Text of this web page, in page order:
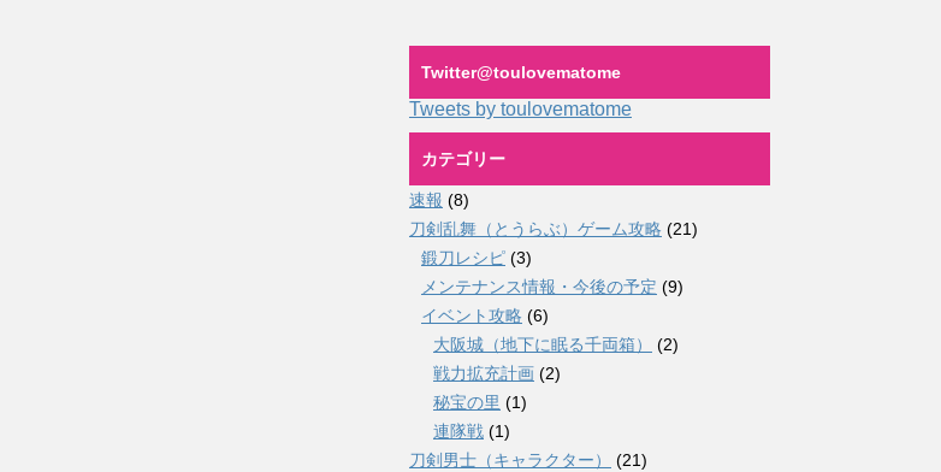
Twitter‎@toulovematome
Tweets by toulovematome
カテゴリー
速報 (8)
刀剣乱舞（とうらぶ）ゲーム攻略 (21)
鍛刀レシピ (3)
メンテナンス情報・今後の予定 (9)
イベント攻略 (6)
大阪城（地下に眠る千両箱）
(2)
戦力拡充計画 (2)
秘宝の里 (1)
連隊戦 (1)
刀剣男士（キャラクター）
(21)